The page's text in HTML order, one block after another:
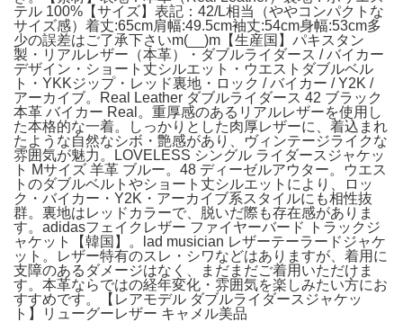
テル 100%【サイズ】表記：42/L相当（ややコンパクトな
サイズ感）着丈:65cm肩幅:49.5cm袖丈:54cm身幅:53cm多
少の誤差はご了承下さいm(__)m【生産国】パキスタン
製・リアルレザー（本革）・ダブルライダース / バイカー
デザイン・ショート丈シルエット・ウエストダブルベル
ト・YKKジップ・レッド裏地・ロック / バイカー / Y2K /
アーカイブ。Real Leather ダブルライダース 42 ブラック
本革 バイカー Real。重厚感のあるリアルレザーを使用し
た本格的な一着。しっかりとした肉厚レザーに、着込まれ
たような自然なシボ・艶感があり、ヴィンテージライクな
雰囲気が魅力。LOVELESS シングル ライダースジャケッ
ト Mサイズ 羊革 ブルー。48 ディーゼルアウター。ウエス
トのダブルベルトやショート丈シルエットにより、ロッ
ク・バイカー・Y2K・アーカイブ系スタイルにも相性抜
群。裏地はレッドカラーで、脱いだ際も存在感がありま
す。adidasフェイクレザー ファイヤーバード トラックジ
ャケット【韓国】。lad musician レザーテーラードジャケ
ット。レザー特有のスレ・シワなどはありますが、着用に
支障のあるダメージはなく、まだまだご着用いただけま
す。本革ならではの経年変化・雰囲気を楽しみたい方にお
すすめです。【レアモデル ダブルライダースジャケッ
ト】リューグーレザー キャメル美品